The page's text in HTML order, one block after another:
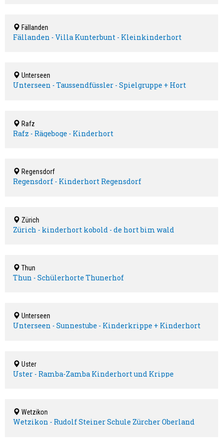
Fällanden
Fällanden - Villa Kunterbunt - Kleinkinderhort
Unterseen
Unterseen - Taussendfüssler - Spielgruppe + Hort
Rafz
Rafz - Rägeboge - Kinderhort
Regensdorf
Regensdorf - Kinderhort Regensdorf
Zürich
Zürich - kinderhort kobold - de hort bim wald
Thun
Thun - Schülerhorte Thunerhof
Unterseen
Unterseen - Sunnestube - Kinderkrippe + Kinderhort
Uster
Uster - Ramba-Zamba Kinderhort und Krippe
Wetzikon
Wetzikon - Rudolf Steiner Schule Zürcher Oberland